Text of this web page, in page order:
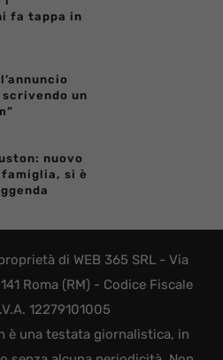
fa tappa in
un
nuovo
si è
di WEB 365 SRL - Via
Roma (RM) - Codice Fiscale
12279101005
è una testata giornalistica, in